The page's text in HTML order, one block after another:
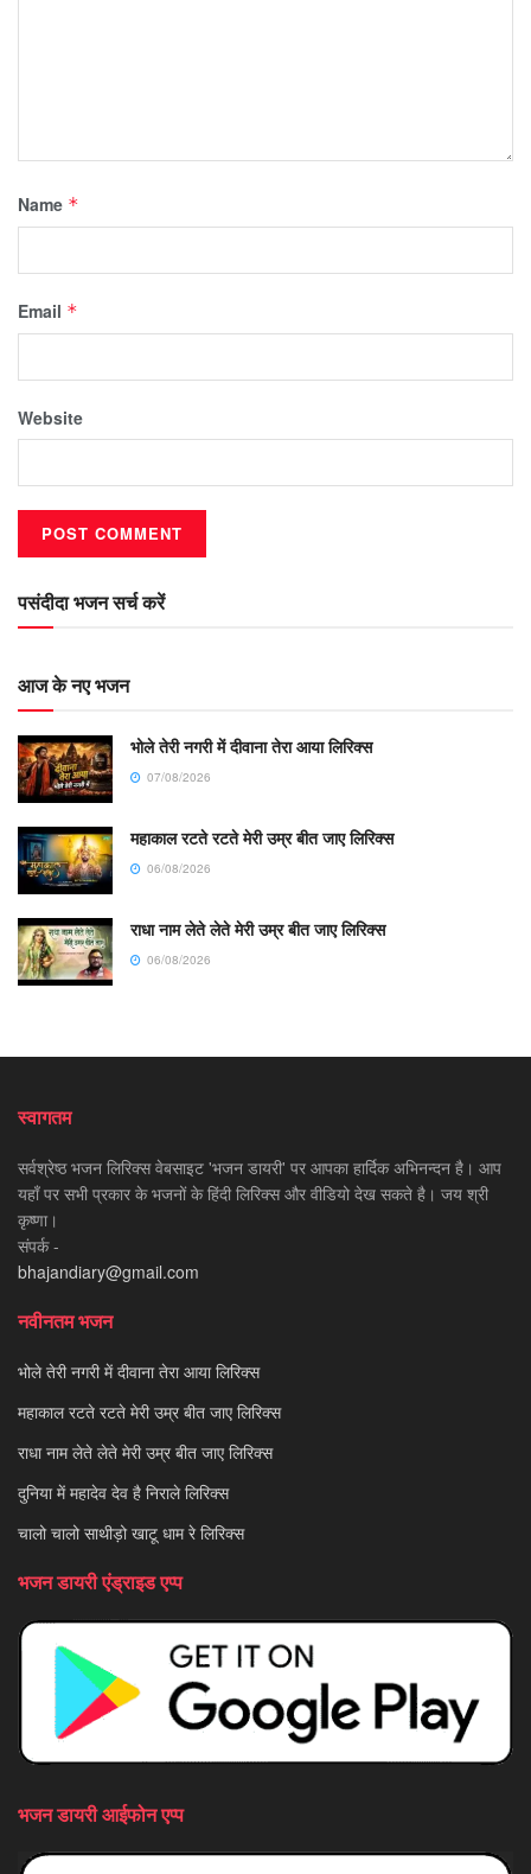
Name *
Email *
Website
पसंदीदा भजन सर्च करें
आज के नए भजन
भोले तेरी नगरी में दीवाना तेरा आया लिरिक्स
07/08/2026
महाकाल रटते रटते मेरी उम्र बीत जाए लिरिक्स
06/08/2026
राधा नाम लेते लेते मेरी उम्र बीत जाए लिरिक्स
06/08/2026
स्वागतम
सर्वश्रेष्ठ भजन लिरिक्स वेबसाइट 'भजन डायरी' पर आपका हार्दिक अभिनन्दन है। आप
यहाँ पर सभी प्रकार के भजनों के हिंदी लिरिक्स और वीडियो देख सकते है। जय श्री
कृष्णा।
संपर्क -
bhajandiary@gmail.com
नवीनतम भजन
भोले तेरी नगरी में दीवाना तेरा आया लिरिक्स
महाकाल रटते रटते मेरी उम्र बीत जाए लिरिक्स
राधा नाम लेते लेते मेरी उम्र बीत जाए लिरिक्स
दुनिया में महादेव देव है निराले लिरिक्स
चालो चालो साथीड़ो खाटू धाम रे लिरिक्स
भजन डायरी एंड्राइड एप्प
भजन डायरी आईफोन एप्प